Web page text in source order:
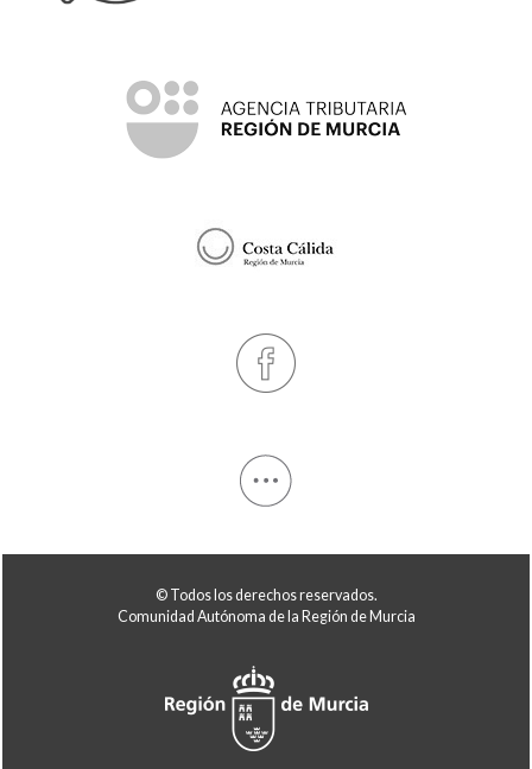
© Todos los derechos reservados.
Comunidad Autónoma de la Región de Murcia